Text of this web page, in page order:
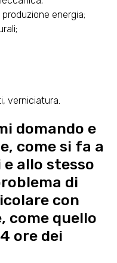
energia;
verniciatura.
domando e
come si fa a
allo stesso
di
con
come quello
ore dei